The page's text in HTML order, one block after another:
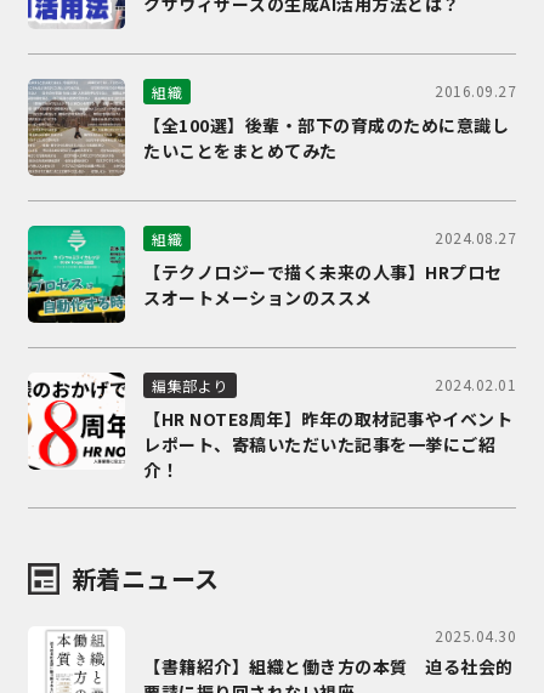
組織 2016.09.27
【全100選】後輩・部下の育成のために意識し
たいことをまとめてみた
組織 2024.08.27
【テクノロジーで描く未来の人事】HRプロセ
スオートメーションのススメ
編集部より 2024.02.01
【HR NOTE8周年】昨年の取材記事やイベント
レポート、寄稿いただいた記事を一挙にご紹
介！
新着ニュース
2025.04.30
【書籍紹介】組織と働き方の本質 迫る社会的